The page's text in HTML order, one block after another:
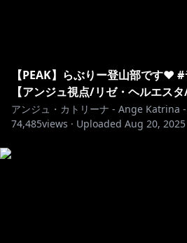
【PEAK】らぶりー登山部です❤️
【アンジュ視点/リゼ・ヘルエス
アンジュ・カトリーナ - Ange Katrina -
74,485views · Uploaded Aug 20, 2025